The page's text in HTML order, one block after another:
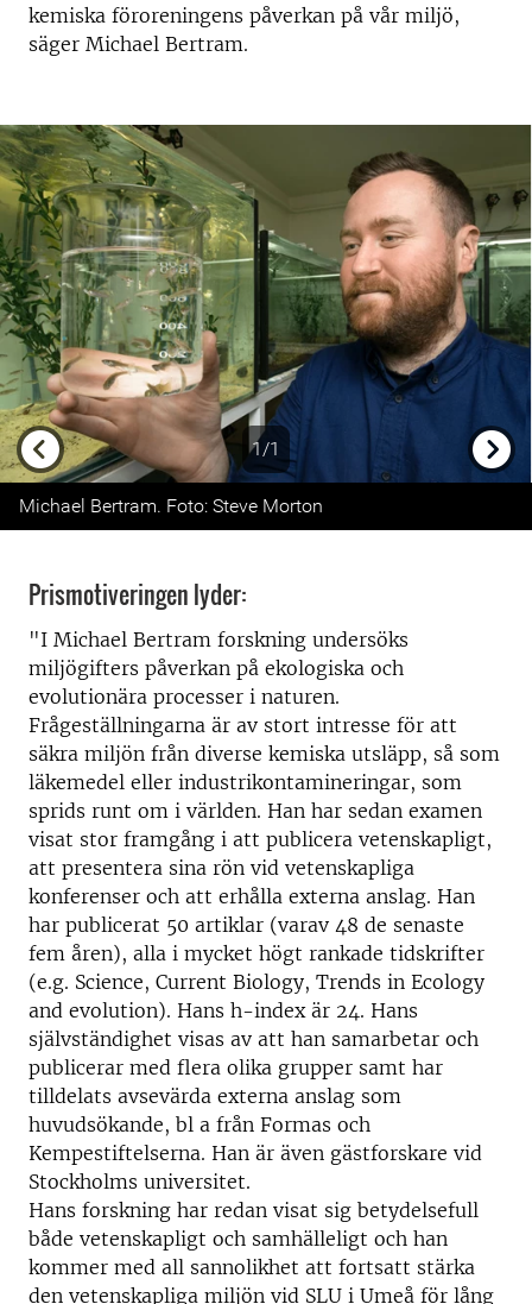
kemiska föroreningens påverkan på vår miljö,
säger Michael Bertram.
1/1
Previous
Michael Bertram. Foto: Steve Morton
Prismotiveringen lyder:
"I Michael Bertram forskning undersöks
miljögifters påverkan på ekologiska och
evolutionära processer i naturen.
Frågeställningarna är av stort intresse för att
säkra miljön från diverse kemiska utsläpp, så som
läkemedel eller industrikontamineringar, som
sprids runt om i världen. Han har sedan examen
visat stor framgång i att publicera vetenskapligt,
att presentera sina rön vid vetenskapliga
konferenser och att erhålla externa anslag. Han
har publicerat 50 artiklar (varav 48 de senaste
fem åren), alla i mycket högt rankade tidskrifter
(e.g. Science, Current Biology, Trends in Ecology
and evolution). Hans h-index är 24. Hans
självständighet visas av att han samarbetar och
publicerar med flera olika grupper samt har
tilldelats avsevärda externa anslag som
huvudsökande, bl a från Formas och
Kempestiftelserna. Han är även gästforskare vid
Stockholms universitet.
Hans forskning har redan visat sig betydelsefull
både vetenskapligt och samhälleligt och han
kommer med all sannolikhet att fortsatt stärka
den vetenskapliga miljön vid SLU i Umeå för lång